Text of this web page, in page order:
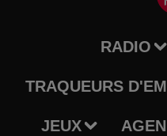
RADIO
TRAQUEURS
JEUX